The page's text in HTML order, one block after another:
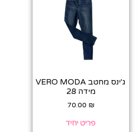
ג'ינס מחטב VERO MODA
מידה 28
70.00 ₪
פריט יחיד